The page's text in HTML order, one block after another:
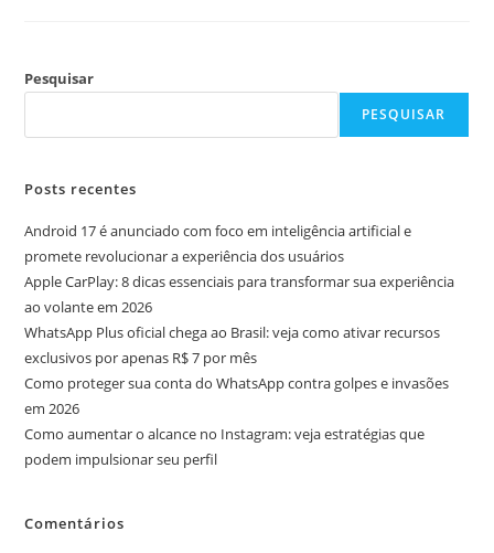
Pesquisar
PESQUISAR
Posts recentes
Android 17 é anunciado com foco em inteligência artificial e
promete revolucionar a experiência dos usuários
Apple CarPlay: 8 dicas essenciais para transformar sua experiência
ao volante em 2026
WhatsApp Plus oficial chega ao Brasil: veja como ativar recursos
exclusivos por apenas R$ 7 por mês
Como proteger sua conta do WhatsApp contra golpes e invasões
em 2026
Como aumentar o alcance no Instagram: veja estratégias que
podem impulsionar seu perfil
Comentários